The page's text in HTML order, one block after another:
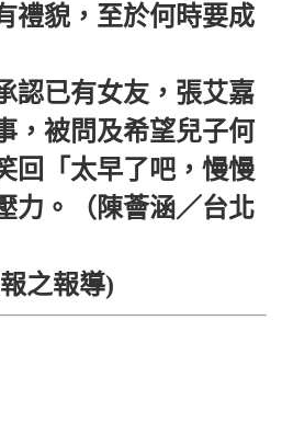
禮貌，至於何時要成
認已有女友，張艾嘉
，被問及希望兒子何
回「太早了吧，慢慢
力。（陳薈涵／台北
之報導)